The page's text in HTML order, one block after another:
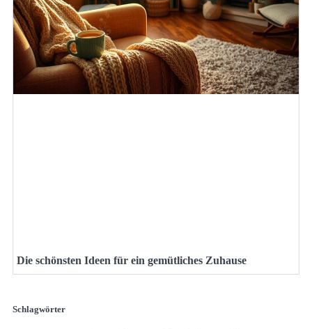
Die schönsten Ideen für ein gemütliches Zuhause
Schlagwörter